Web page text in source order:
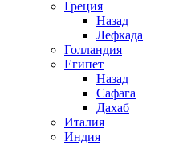
Греция
Назад
Лефкада
Голландия
Египет
Назад
Сафага
Дахаб
Италия
Индия